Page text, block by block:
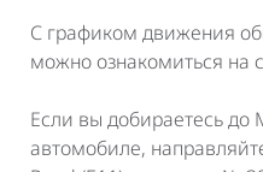
С графиком движения
можно ознакомиться на
Если вы добираетесь до
автомобиле,